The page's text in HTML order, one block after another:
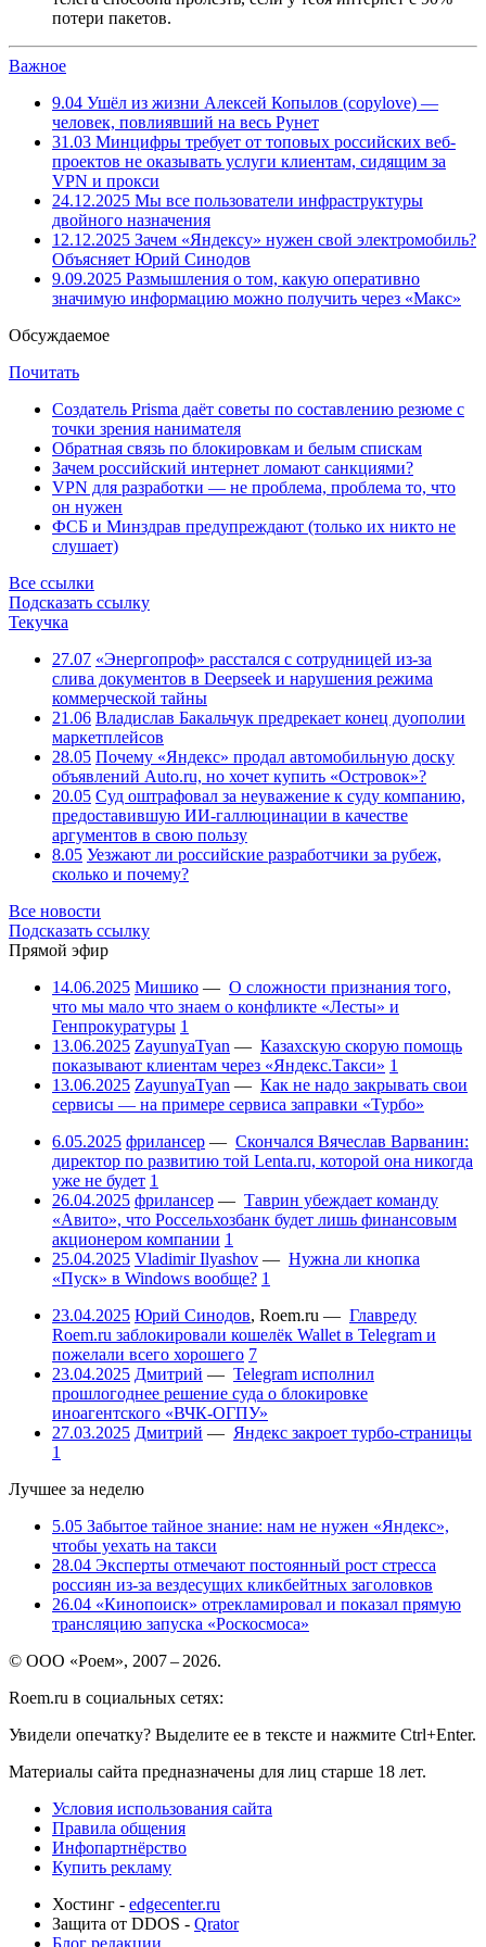
потери пакетов.
Важное
9.04 Ушёл из жизни Алексей Копылов (copylove) —
человек, повлиявший на весь Рунет
31.03 Минцифры требует от топовых российских веб-
проектов не оказывать услуги клиентам, сидящим за
VPN и прокси
24.12.2025 Мы все пользователи инфраструктуры
двойного назначения
12.12.2025 Зачем «Яндексу» нужен свой электромобиль?
Объясняет Юрий Синодов
9.09.2025 Размышления о том, какую оперативно
значимую информацию можно получить через «Макс»
Обсуждаемое
Почитать
Создатель Prisma даёт советы по составлению резюме с
точки зрения нанимателя
Обратная связь по блокировкам и белым спискам
Зачем российский интернет ломают санкциями?
VPN для разработки — не проблема, проблема то, что
он нужен
ФСБ и Минздрав предупреждают (только их никто не
слушает)
Все ссылки
Подсказать ссылку
Текучка
27.07 «Энергопроф» расстался с сотрудницей из-за
слива документов в Deepseek и нарушения режима
коммерческой тайны
21.06 Владислав Бакальчук предрекает конец дуополии
маркетплейсов
28.05 Почему «Яндекс» продал автомобильную доску
объявлений Auto.ru, но хочет купить «Островок»?
20.05 Суд оштрафовал за неуважение к суду компанию,
предоставившую ИИ-галлюцинации в качестве
аргументов в свою пользу
8.05 Уезжают ли российские разработчики за рубеж,
сколько и почему?
Все новости
Подсказать ссылку
Прямой эфир
14.06.2025 Мишико — О сложности признания того,
что мы мало что знаем о конфликте «Лесты» и
Генпрокуратуры 1
13.06.2025 ZayunyaTyan — Казахскую скорую помощь
показывают клиентам через «Яндекс.Такси» 1
13.06.2025 ZayunyaTyan — Как не надо закрывать свои
сервисы — на примере сервиса заправки «Турбо»
6.05.2025 фрилансер — Скончался Вячеслав Варванин:
директор по развитию той Lenta.ru, которой она никогда
уже не будет 1
26.04.2025 фрилансер — Таврин убеждает команду
«Авито», что Россельхозбанк будет лишь финансовым
акционером компании 1
25.04.2025 Vladimir Ilyashov — Нужна ли кнопка
«Пуск» в Windows вообще? 1
23.04.2025 Юрий Синодов, Roem.ru — Главреду
Roem.ru заблокировали кошелёк Wallet в Telegram и
пожелали всего хорошего 7
23.04.2025 Дмитрий — Telegram исполнил
прошлогоднее решение суда о блокировке
иноагентского «ВЧК-ОГПУ»
27.03.2025 Дмитрий — Яндекс закроет турбо-страницы
1
Лучшее за неделю
5.05 Забытое тайное знание: нам не нужен «Яндекс»,
чтобы уехать на такси
28.04 Эксперты отмечают постоянный рост стресса
россиян из-за вездесущих кликбейтных заголовков
26.04 «Кинопоиск» отрекламировал и показал прямую
трансляцию запуска «Роскосмоса»
© ООО «Роем», 2007 – 2026.
Roem.ru в социальных сетях:
Увидели опечатку? Выделите ее в тексте и нажмите Ctrl+Enter.
Материалы сайта предназначены для лиц старше 18 лет.
Условия использования сайта
Правила общения
Инфопартнёрство
Купить рекламу
Хостинг - edgecenter.ru
Защита от DDOS - Qrator